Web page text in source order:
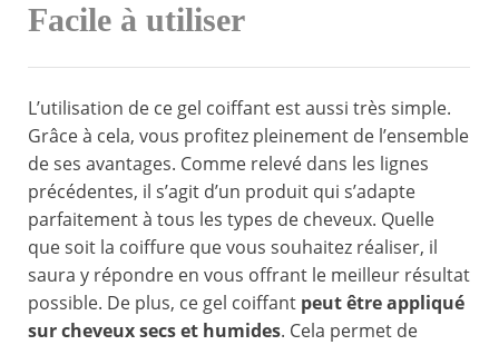
Facile à utiliser
L’utilisation de ce gel coiffant est aussi très simple.
Grâce à cela, vous profitez pleinement de l’ensemble
de ses avantages. Comme relevé dans les lignes
précédentes, il s’agit d’un produit qui s’adapte
parfaitement à tous les types de cheveux. Quelle
que soit la coiffure que vous souhaitez réaliser, il
saura y répondre en vous offrant le meilleur résultat
possible. De plus, ce gel coiffant peut être appliqué
sur cheveux secs et humides. Cela permet de